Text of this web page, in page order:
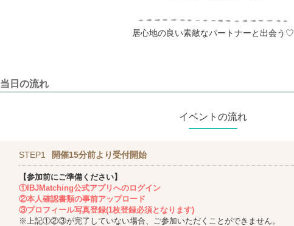
居心地の良い素敵なパートナーと出会う♡
当日の流れ
イベントの流れ
STEP1 開催15分前より受付開始
【参加前にご準備ください】
①IBJMatching公式アプリへのログイン
②本人確認書類の事前アップロード
③プロフィール写真登録(1枚登録必須となります)
※上記①②③が完了していない場合、ご参加いただくことができません。